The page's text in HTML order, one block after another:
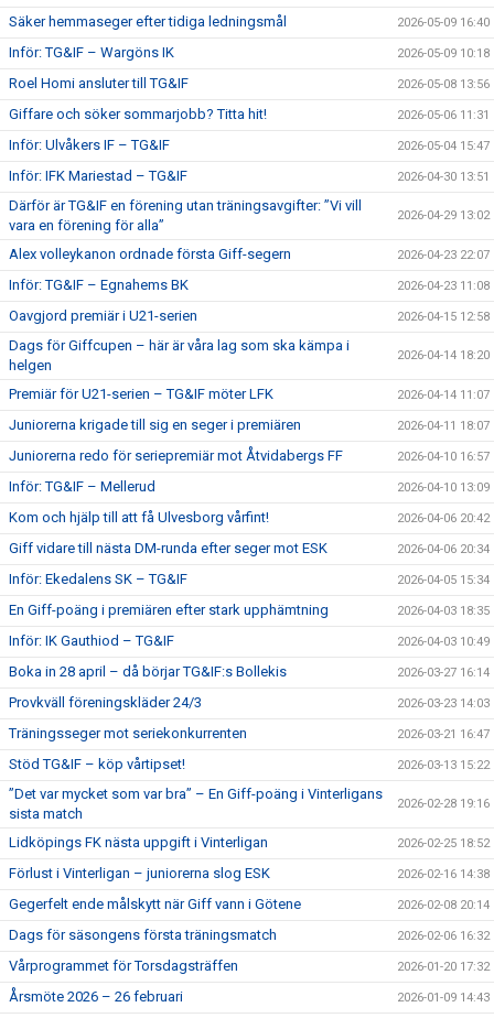
Säker hemmaseger efter tidiga ledningsmål 2026-05-09 16:40
Inför: TG&IF – Wargöns IK 2026-05-09 10:18
Roel Homi ansluter till TG&IF 2026-05-08 13:56
Giffare och söker sommarjobb? Titta hit! 2026-05-06 11:31
Inför: Ulvåkers IF – TG&IF 2026-05-04 15:47
Inför: IFK Mariestad – TG&IF 2026-04-30 13:51
Därför är TG&IF en förening utan träningsavgifter: ”Vi vill
vara en förening för alla”
2026-04-29 13:02
Alex volleykanon ordnade första Giff-segern 2026-04-23 22:07
Inför: TG&IF – Egnahems BK 2026-04-23 11:08
Oavgjord premiär i U21-serien 2026-04-15 12:58
Dags för Giffcupen – här är våra lag som ska kämpa i
helgen
2026-04-14 18:20
Premiär för U21-serien – TG&IF möter LFK 2026-04-14 11:07
Juniorerna krigade till sig en seger i premiären 2026-04-11 18:07
Juniorerna redo för seriepremiär mot Åtvidabergs FF 2026-04-10 16:57
Inför: TG&IF – Mellerud 2026-04-10 13:09
Kom och hjälp till att få Ulvesborg vårfint! 2026-04-06 20:42
Giff vidare till nästa DM-runda efter seger mot ESK 2026-04-06 20:34
Inför: Ekedalens SK – TG&IF 2026-04-05 15:34
En Giff-poäng i premiären efter stark upphämtning 2026-04-03 18:35
Inför: IK Gauthiod – TG&IF 2026-04-03 10:49
Boka in 28 april – då börjar TG&IF:s Bollekis 2026-03-27 16:14
Provkväll föreningskläder 24/3 2026-03-23 14:03
Träningsseger mot seriekonkurrenten 2026-03-21 16:47
Stöd TG&IF – köp vårtipset! 2026-03-13 15:22
”Det var mycket som var bra” – En Giff-poäng i Vinterligans
sista match
2026-02-28 19:16
Lidköpings FK nästa uppgift i Vinterligan 2026-02-25 18:52
Förlust i Vinterligan – juniorerna slog ESK 2026-02-16 14:38
Gegerfelt ende målskytt när Giff vann i Götene 2026-02-08 20:14
Dags för säsongens första träningsmatch 2026-02-06 16:32
Vårprogrammet för Torsdagsträffen 2026-01-20 17:32
Årsmöte 2026 – 26 februari 2026-01-09 14:43